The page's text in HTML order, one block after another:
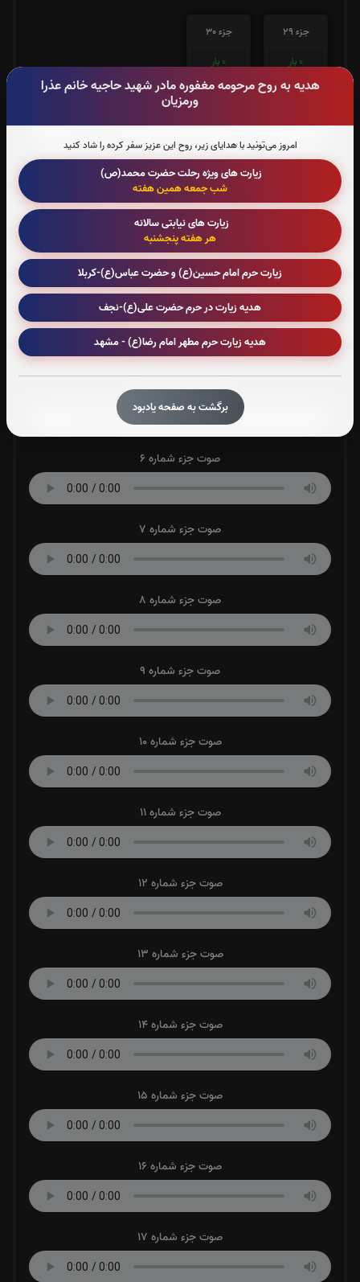
هدیه به روح مرحومه مغفوره مادر شهید حاجیه خانم عذرا
ورمزیان
امروز می‌تونید با هدایای زیر، روح این عزیز سفر کرده را شاد کنید
زیارت های ویژه رحلت حضرت محمد(ص)
شب جمعه همین هفته
زیارت های نیابتی سالانه
هر هفته پنجشنبه
زیارت حرم امام حسین(ع) و حضرت عباس(ع)-کربلا
هدیه زیارت در حرم حضرت علی(ع)-نجف
هدیه زیارت حرم مطهر امام رضا(ع) - مشهد
برگشت به صفحه یادبود
جزء 29
0 بار
جزء 30
0 بار
صوت جزء شماره 1
صوت جزء شماره 2
صوت جزء شماره 3
صوت جزء شماره 4
صوت جزء شماره 5
صوت جزء شماره 6
صوت جزء شماره 7
صوت جزء شماره 8
صوت جزء شماره 9
صوت جزء شماره 10
صوت جزء شماره 11
صوت جزء شماره 12
صوت جزء شماره 13
صوت جزء شماره 14
صوت جزء شماره 15
صوت جزء شماره 16
صوت جزء شماره 17